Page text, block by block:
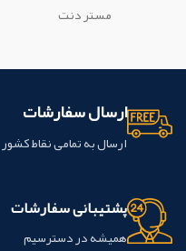
مستر دنت
ارسال سفارشات
ارسال به تمامی نقاط کشور
پشتیبانی سفارشات
همیشه در دسترسیم